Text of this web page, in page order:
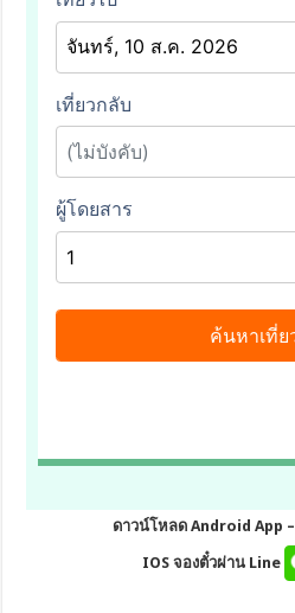
ดาวน์โหลด Android App –
IOS จองตั๋วผ่าน Line